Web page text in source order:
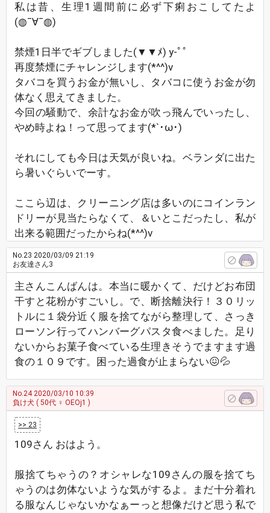
私は昔、生理1週間前に必ず下痢おこしてたよ
(◍¯∀¯◍)
禁煙1日半でギブしました(▼▼ﾒ) y-ﾟﾟ
再度禁煙にチャレンジします(*^^)v
タバコを買うお金が無いし、タバコに使うお金が勿
体なく思えてきました。
今回の騒動で、余計なお金が吹っ飛んでいったし、
やめ時よね！って思ってます(*`･ω･)ゞ
それにしても今日は天気が良いね。ベランダに出た
ら暑いぐらいでーす。
ここら辺は、クリーニング店は多いのにコインラン
ドリーが見当たらなくて、＆いとこだったし、私が
出来る範囲だったからね(*^^)v
No.23 2020/03/09 21:19
お友達さん3
主さんこんばんは。本当に暖かくて、だけどお布団
干すと花粉がすごいし。で、断捨離決行！３０リッ
トルに１袋分近く服を捨てながら整理して、さっき
ローソン行ってハンバーグパスタ食べました。足り
ないからお菓子食べている生理きそうでますます過
食の１０９です。困った過食が止まらない😖💦
No.242020/03/10 10:39
負け犬 ( 50代 ♀ OEOj1 )
>> 23
109さん おはよう。
服捨てちゃうの？オシャレな109さんの服を捨てち
ゃうのは勿体ないような気がするよ。まだ十分着れ
る服なんじゃないかなぁーっと想像だけど思う私で